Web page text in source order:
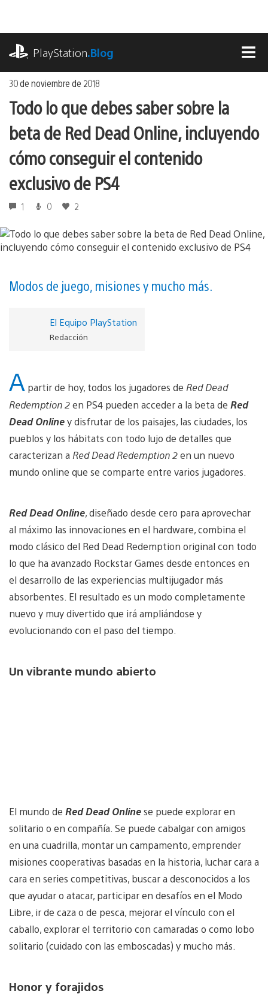
contenido
PlayStation.Blog
30 de noviembre de 2018
Todo lo que debes saber sobre la
beta de Red Dead Online, incluyendo
cómo conseguir el contenido
exclusivo de PS4
1 0 2
Modos de juego, misiones y mucho más.
El Equipo PlayStation
Redacción
A partir de hoy, todos los jugadores de Red Dead
Redemption 2en PS4 pueden acceder a la beta de Red
Dead Onliney disfrutar de los paisajes, las ciudades, los
pueblos y los hábitats con todo lujo de detalles que
caracterizan a Red Dead Redemption 2en un nuevo
mundo online que se comparte entre varios jugadores.
Red Dead Online, diseñado desde cero para aprovechar
al máximo las innovaciones en el hardware, combina el
modo clásico del Red Dead Redemption original con todo
lo que ha avanzado Rockstar Games desde entonces en
el desarrollo de las experiencias multijugador más
absorbentes. El resultado es un modo completamente
nuevo y muy divertido que irá ampliándose y
evolucionando con el paso del tiempo.
Un vibrante mundo abierto
El mundo de Red Dead Onlinese puede explorar en
solitario o en compañía. Se puede cabalgar con amigos
en una cuadrilla, montar un campamento, emprender
misiones cooperativas basadas en la historia, luchar cara a
cara en series competitivas, buscar a desconocidos a los
que ayudar o atacar, participar en desafíos en el Modo
Libre, ir de caza o de pesca, mejorar el vínculo con el
caballo, explorar el territorio con camaradas o como lobo
solitario (cuidado con las emboscadas) y mucho más.
Honor y forajidos